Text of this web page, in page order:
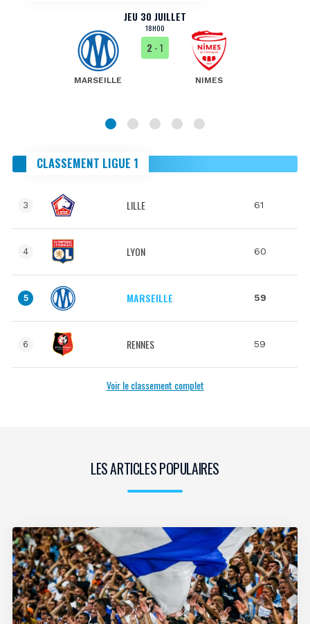
JEU 30 JUILLET
18H00
MARSEILLE
2 - 1
NIMES
CLASSEMENT LIGUE 1
3 LILLE 61
4 LYON 60
5 MARSEILLE 59
6 RENNES 59
Voir le classement complet
LES ARTICLES POPULAIRES